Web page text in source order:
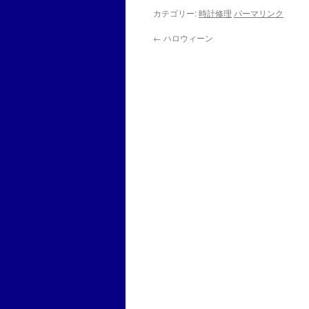
カテゴリー:時計修理 パーマリンク
← ハロウィーン